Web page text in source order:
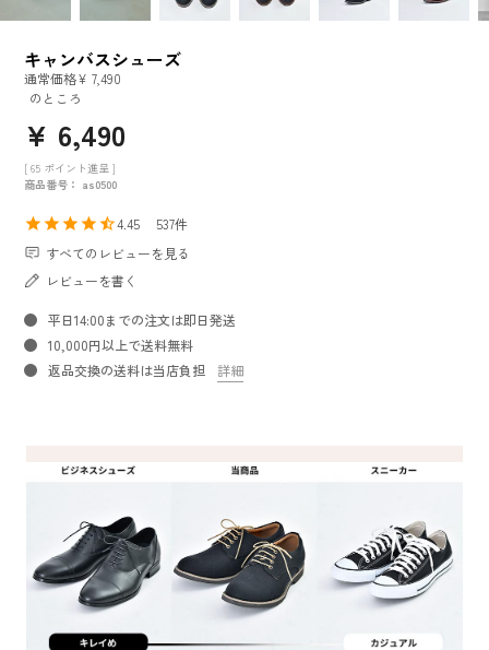
キャンバスシューズ
通常価格¥ 7,490
のところ
¥ 6,490
[ 65 ポイント進呈 ]
商品番号
as0500
4.45
537
すべてのレビューを見る
レビューを書く
平日14:00までの注文は即日発送
10,000円以上で送料無料
返品交換の送料は当店負担
詳細